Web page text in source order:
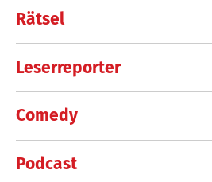
Rätsel
Leserreporter
Comedy
Podcast